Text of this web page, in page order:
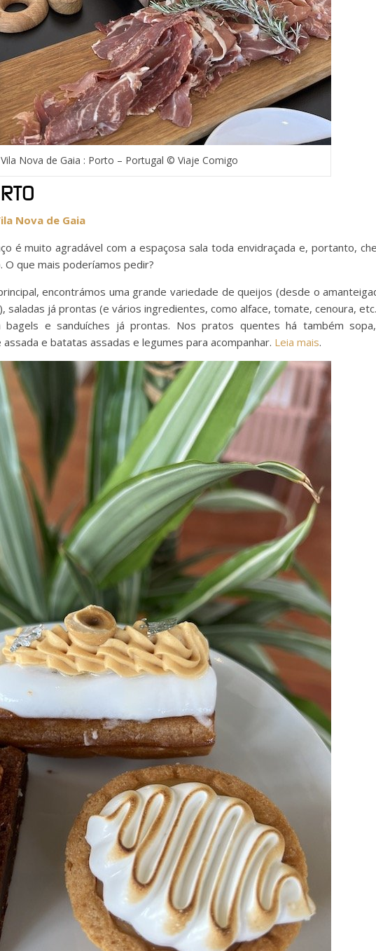
Nova de Gaia : Porto – Portugal © Viaje Comigo
Nova de Gaia
é muito agradável com a espaçosa sala toda envidraçada e, portanto,
que mais poderíamos pedir?
encontrámos uma grande variedade de queijos (desde o
saladas já prontas (e vários ingredientes, como alface, tomate, cenoura,
e sanduíches já prontas. Nos pratos quentes há também
e batatas assadas e legumes para acompanhar. Leia mais.